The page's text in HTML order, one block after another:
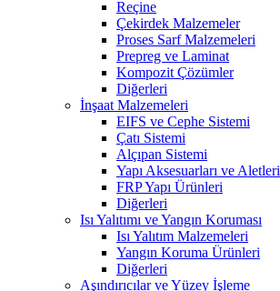
Reçine
Çekirdek Malzemeler
Proses Sarf Malzemeleri
Prepreg ve Laminat
Kompozit Çözümler
Diğerleri
İnşaat Malzemeleri
EIFS ve Cephe Sistemi
Çatı Sistemi
Alçıpan Sistemi
Yapı Aksesuarları ve Aletleri
FRP Yapı Ürünleri
Diğerleri
Isı Yalıtımı ve Yangın Koruması
Isı Yalıtım Malzemeleri
Yangın Koruma Ürünleri
Diğerleri
Aşındırıcılar ve Yüzey İşleme